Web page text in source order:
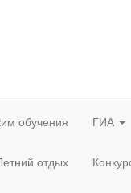
обучения ГИА
отдых